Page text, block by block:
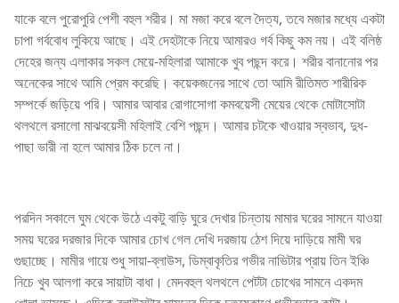
যাকে বলে পুরোপুরি পেশী বহুল শরীর। মা মজা করে বলে দৈত্য, তবে মজার মধ্যে একটা
চাপা গর্ববোধ লুকিয়ে আছে। এই দেহটাকে নিয়ে আমারও গর্ব কিছু কম নয়। এই বলিষ্ঠ
দেহের জন্য এলাকার সকল মেয়ে-মহিলারা আমাকে খুব পছন্দ করে। শরীর বানানোর পর
অনেকের সাথে আমি প্রেম করেছি। কয়েকজনের সাথে তো আমি রীতিমত শারীরিক
সম্পর্কে জড়িয়ে পরি। আমার আবার রোগাসোগা কমবয়েসী মেয়ের থেকে মোটাসোটা
থলথলে রসালো মাঝবয়েসী মহিলাই বেশি পছন্দ। আমার চটকে খাওয়ার স্বভাব, দুধ-
পাছা ভারী না হলে আমার ঠিক চলে না।
পরদিন সকালে ঘুম থেকে উঠে একটু বাড়ি ঘুরে দেখার চিন্তায় মামার ঘরের সামনে যাওয়া
সময় ঘরের দরজার দিকে আমার চোখ গেল দেখি দরজায় ঠেশ দিয়ে দাড়িয়ে মামী ঘর
গুছাচ্ছে। মামীর গায়ে শুধু সায়া-ব্লাউস, ডিম্বাকৃতির গভীর নাভিটার প্রায় তিন ইঞ্চি
নিচে খুব আলগা করে সায়াটা বাধা। মেদবহুল থলথলে পেটটা চোখের সামনে একদম